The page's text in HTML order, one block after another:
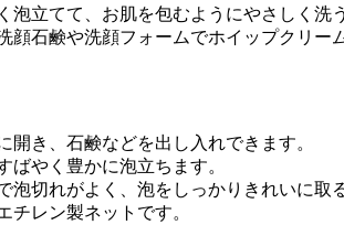
泡立てて、お肌を包むようにやさしく洗
顔石鹸や洗顔フォームでホイップクリ
開き、石鹸などを出し入れできます。
ばやく豊かに泡立ちます。
泡切れがよく、泡をしっかりきれいに取
チレン製ネットです。